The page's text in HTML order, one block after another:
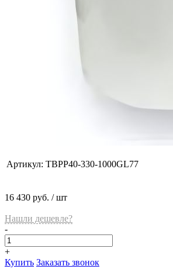
Артикул: TBPP40-330-1000GL77
16 430 руб. / шт
Нашли дешевле?
-
+
Купить Заказать звонок